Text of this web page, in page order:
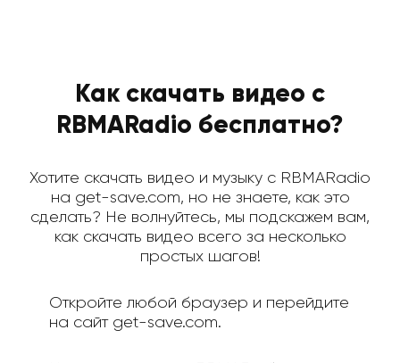
Как скачать видео с
RBMARadio бесплатно?
Хотите скачать видео и музыку с RBMARadio
на get-save.com, но не знаете, как это
сделать? Не волнуйтесь, мы подскажем вам,
как скачать видео всего за несколько
простых шагов!
Откройте любой браузер и перейдите
на сайт get-save.com.